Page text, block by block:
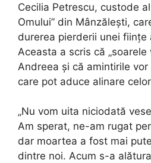
Cecilia Petrescu, custode
Omului” din Mânzălești,
durerea pierderii unei ființe
Aceasta a scris că
Andreea și că amintirile
care pot aduce alinare
„Nu vom uita niciodată
Am sperat, ne-am rugat
dar moartea a fost mai
dintre noi. Acum s-a